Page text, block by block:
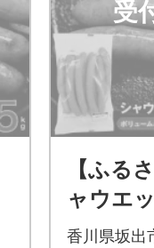
受
【ふる
ャウエ
500g×5
香川県坂出